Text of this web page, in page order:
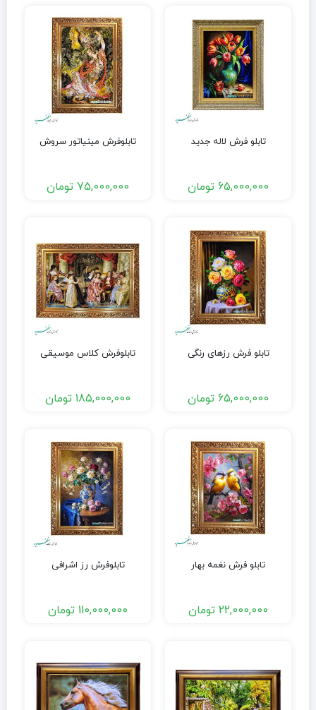
تابلو فرش لاله جدید
65,000,000 تومان
تابلوفرش مینیاتور سروش
75,000,000 تومان
تابلو فرش رزهای رنگی
65,000,000 تومان
تابلوفرش کلاس موسیقی
185,000,000 تومان
تابلو فرش نغمه بهار
22,000,000 تومان
تابلوفرش رز اشرافی
110,000,000 تومان